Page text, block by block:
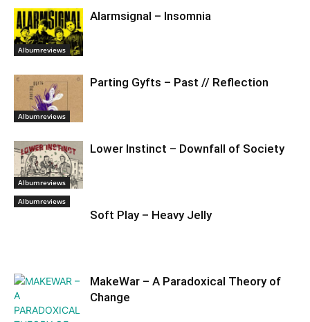
Albumreviews
Alarmsignal – Insomnia
Albumreviews
Parting Gyfts – Past // Reflection
Albumreviews
Lower Instinct – Downfall of Society
Albumreviews
Soft Play – Heavy Jelly
MakeWar – A Paradoxical Theory of
Change